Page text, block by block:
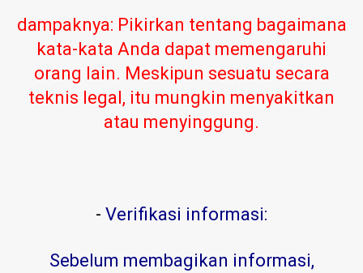
dampaknya: Pikirkan tentang bagaimana
kata-kata Anda dapat memengaruhi
orang lain. Meskipun sesuatu secara
teknis legal, itu mungkin menyakitkan
atau menyinggung.
- Verifikasi informasi:
Sebelum membagikan informasi,